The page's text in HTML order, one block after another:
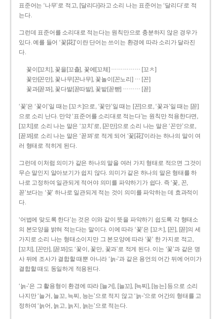
표준어는 ‘나무’로 적고, [달리다]라고 소리 나는 표준어는 ‘달리다’로 적
는다.
그런데 표준어를 소리대로 적는다는 원칙만으로 충분하지 않은 경우가
있다. 예를 들어 ‘꽃[花]’이란 단어는 쓰이는 환경에 따라 소리가 달라진
다.
꽃이[꼬치], 꽃을[꼬츨], 꽃에[꼬체] …………… [꼬ㅊ]
꽃만[꼰만], 꽃나무[꼰나무], 꽃놀이[꼰노리] … [꼰]
꽃과[꼳꽈], 꽃다발[꼳따발], 꽃밭[꼳빧] ……… [꼳]
‘꽃’은 ‘꽃이’일 때는 [꼬ㅊ]으로, ‘꽃만’일 때는 [꼰]으로, ‘꽃과’일 때는 [꼳]
으로 소리 난다. 만약 ‘표준어를 소리대로 적는다’는 원칙만 적용한다면,
[꼬치]로 소리 나는 말은 ‘꼬치’로, [꼰만]으로 소리 나는 말은 ‘꼰만’으로,
[꼳꽈]로 소리 나는 말은 ‘꼳꽈’로 적게 되어 ‘꽃[花]’이라는 하나의 말이 여
러 형태로 적히게 된다.
그런데 이처럼 의미가 같은 하나의 말을 여러 가지 형태로 적으면 그것이
무슨 말인지 알아보기가 쉽지 않다. 의미가 같은 하나의 말은 형태를 하
나로 고정하여 일관되게 적어야 의미를 파악하기가 쉽다. 즉 ‘꽃, 꼰,
꼳’보다는 ‘꽃’ 하나로 일관되게 적는 것이 의미를 파악하는 데 효과적이
다.
‘어법에 맞도록 한다’는 것은 이와 같이 뜻을 파악하기 쉽도록 각 형태소
의 본모양을 밝혀 적는다는 말이다. 이에 따라 ‘꽃’은 [꼬ㅊ], [꼰], [꼳]의 세
가지로 소리 나는 형태소이지만 그 본모양에 따라 ‘꽃’ 한 가지로 적고,
[꼬치], [꼰만], [꼳꽈]도 ‘꽃이, 꽃만, 꽃과’로 적게 된다. 이는 ‘꽃’과 같은 명
사 뒤에 조사가 결합할 때뿐 아니라 ‘늙-’과 같은 용언의 어간 뒤에 어미가
결합할 때도 동일하게 적용된다.
‘늙-’은 그 활용형이 환경에 따라 [늘거], [늘꼬], [늑찌], [능는] 등으로 소리
나지만 ‘늘거, 늘꼬, 늑찌, 능는’으로 적지 않고 ‘늙-’으로 어간의 형태를 고
정하여 ‘늙어, 늙고, 늙지, 늙는’으로 적는다.